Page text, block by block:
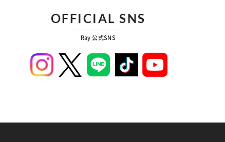
OFFICIAL SNS
Ray 公式SNS